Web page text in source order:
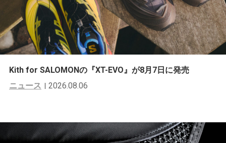
Kith for SALOMONの『XT-EVO』が8月7日に発売
ニュース
2026.08.06